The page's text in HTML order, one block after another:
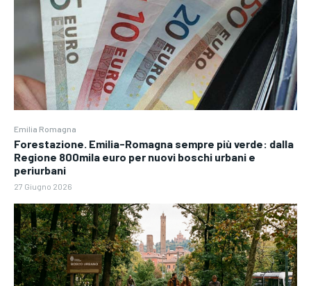
Emilia Romagna
Forestazione. Emilia-Romagna sempre più verde: dalla
Regione 800mila euro per nuovi boschi urbani e
periurbani
27 Giugno 2026